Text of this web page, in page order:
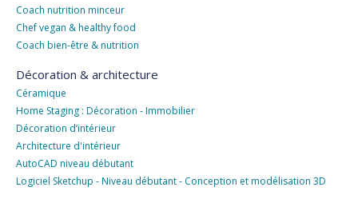
Coach nutrition minceur
Chef vegan & healthy food
Coach bien-être & nutrition
Décoration & architecture
Céramique
Home Staging : Décoration - Immobilier
Décoration d’intérieur
Architecture d'intérieur
AutoCAD niveau débutant
Logiciel Sketchup - Niveau débutant - Conception et modélisation 3D